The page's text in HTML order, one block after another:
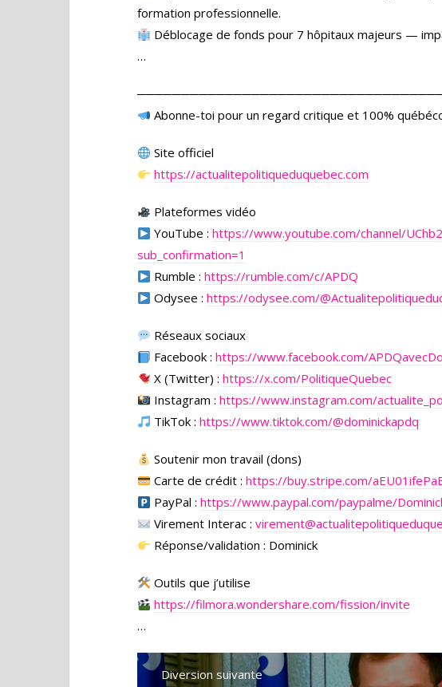
formation professionnelle.
Déblocage de fonds pour 7 hôpitaux majeurs —
…
Abonne-toi pour un regard critique et 100%
Site officiel
https://actualitepolitiqueduquebec.com
Plateformes vidéo
YouTube :https://www.youtube.com/channel/
sub_confirmation=1
Rumble :https://rumble.com/c/APDQ
Odysee :https://odysee.com/
Réseaux sociaux
Facebook :https://www.facebook.com/
X (Twitter) :https://x.com/PolitiqueQuebec
Instagram :https://www.instagram.com/
TikTok :https://www.tiktok.com/@dominickapdq
Soutenir mon travail (dons)
Carte de crédit :https://buy.stripe.com/
PayPal :https://www.paypal.com/paypalme/
Virement Interac :
Réponse/validation : Dominick
Outils que j’utilise
https://filmora.wondershare.com/fission/invite
…
Diversion suivante